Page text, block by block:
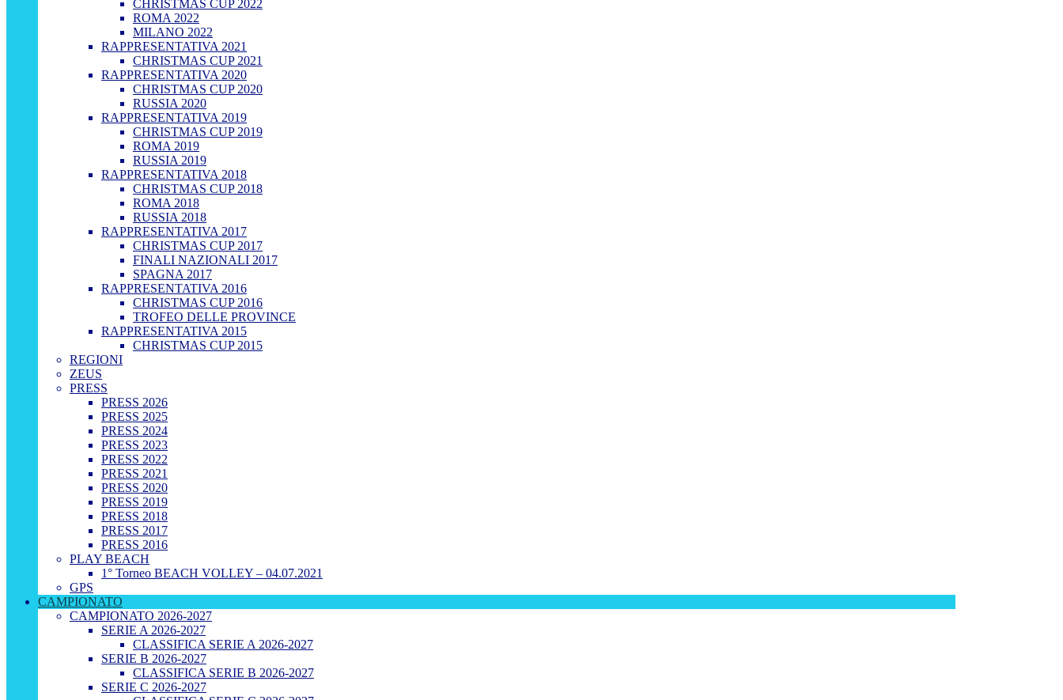
CHRISTMAS CUP 2022
ROMA 2022
MILANO 2022
RAPPRESENTATIVA 2021
CHRISTMAS CUP 2021
RAPPRESENTATIVA 2020
CHRISTMAS CUP 2020
RUSSIA 2020
RAPPRESENTATIVA 2019
CHRISTMAS CUP 2019
ROMA 2019
RUSSIA 2019
RAPPRESENTATIVA 2018
CHRISTMAS CUP 2018
ROMA 2018
RUSSIA 2018
RAPPRESENTATIVA 2017
CHRISTMAS CUP 2017
FINALI NAZIONALI 2017
SPAGNA 2017
RAPPRESENTATIVA 2016
CHRISTMAS CUP 2016
TROFEO DELLE PROVINCE
RAPPRESENTATIVA 2015
CHRISTMAS CUP 2015
REGIONI
ZEUS
PRESS
PRESS 2026
PRESS 2025
PRESS 2024
PRESS 2023
PRESS 2022
PRESS 2021
PRESS 2020
PRESS 2019
PRESS 2018
PRESS 2017
PRESS 2016
PLAY BEACH
1° Torneo BEACH VOLLEY – 04.07.2021
GPS
CAMPIONATO
CAMPIONATO 2026-2027
SERIE A 2026-2027
CLASSIFICA SERIE A 2026-2027
SERIE B 2026-2027
CLASSIFICA SERIE B 2026-2027
SERIE C 2026-2027